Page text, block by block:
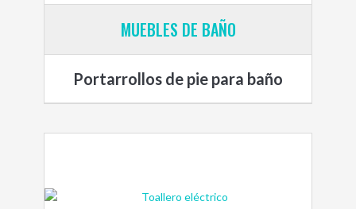
MUEBLES DE BAÑO
Portarrollos de pie para baño